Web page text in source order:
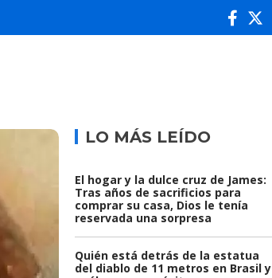
LO MÁS LEÍDO
El hogar y la dulce cruz de James:
Tras años de sacrificios para
comprar su casa, Dios le tenía
reservada una sorpresa
Quién está detrás de la estatua
del diablo de 11 metros en Brasil y